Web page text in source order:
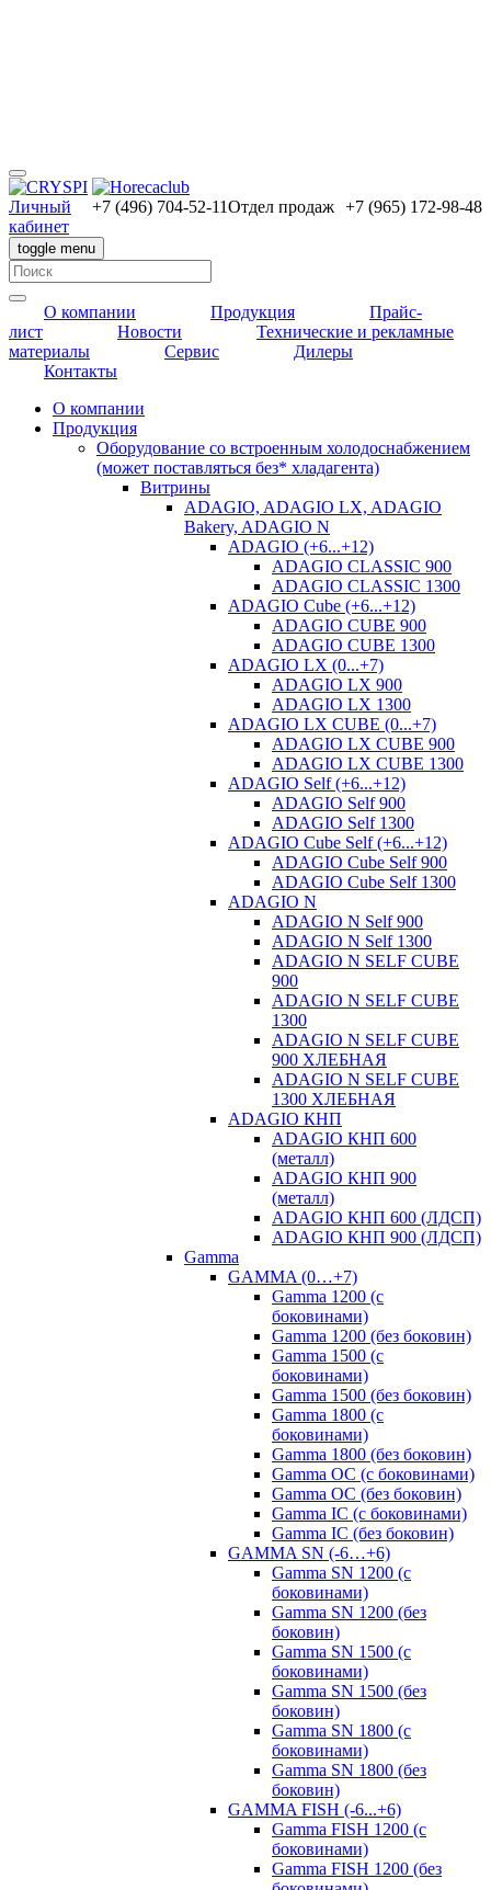
Личный
кабинет
+7 (496) 704-52-11Отдел продаж +7 (965) 172-98-48
toggle menu
О компании Продукция
Прайс-
лист
Новости
Технические и рекламные
материалы
Сервис
Дилеры
Контакты
О компании
Продукция
Оборудование со встроенным холодоснабжением
(может поставляться без* хладагента)
Витрины
ADAGIO, ADAGIO LX, ADAGIO
Bakery, ADAGIO N
ADAGIO (+6...+12)
ADAGIO CLASSIC 900
ADAGIO CLASSIC 1300
ADAGIO Cube (+6...+12)
ADAGIO CUBE 900
ADAGIO CUBE 1300
ADAGIO LX (0...+7)
ADAGIO LX 900
ADAGIO LX 1300
ADAGIO LX CUBE (0...+7)
ADAGIO LX CUBE 900
ADAGIO LX CUBE 1300
ADAGIO Self (+6...+12)
ADAGIO Self 900
ADAGIO Self 1300
ADAGIO Cube Self (+6...+12)
ADAGIO Cube Self 900
ADAGIO Cube Self 1300
ADAGIO N
ADAGIO N Self 900
ADAGIO N Self 1300
ADAGIO N SELF CUBE
900
ADAGIO N SELF CUBE
1300
ADAGIO N SELF CUBE
900 ХЛЕБНАЯ
ADAGIO N SELF CUBE
1300 ХЛЕБНАЯ
ADAGIO КНП
ADAGIO КНП 600
(металл)
ADAGIO КНП 900
(металл)
ADAGIO КНП 600 (ЛДСП)
ADAGIO КНП 900 (ЛДСП)
Gamma
GAMMA (0…+7)
Gamma 1200 (с
боковинами)
Gamma 1200 (без боковин)
Gamma 1500 (с
боковинами)
Gamma 1500 (без боковин)
Gamma 1800 (с
боковинами)
Gamma 1800 (без боковин)
Gamma OC (с боковинами)
Gamma OC (без боковин)
Gamma IC (с боковинами)
Gamma IC (без боковин)
GAMMA SN (-6…+6)
Gamma SN 1200 (с
боковинами)
Gamma SN 1200 (без
боковин)
Gamma SN 1500 (с
боковинами)
Gamma SN 1500 (без
боковин)
Gamma SN 1800 (с
боковинами)
Gamma SN 1800 (без
боковин)
GAMMA FISH (-6...+6)
Gamma FISH 1200 (с
боковинами)
Gamma FISH 1200 (без